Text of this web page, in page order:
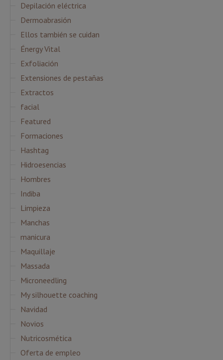
Depilación eléctrica
Dermoabrasión
Ellos también se cuidan
Énergy Vital
Exfoliación
Extensiones de pestañas
Extractos
facial
Featured
Formaciones
Hashtag
Hidroesencias
Hombres
Indiba
Limpieza
Manchas
manicura
Maquillaje
Massada
Microneedling
My silhouette coaching
Navidad
Novios
Nutricosmética
Oferta de empleo